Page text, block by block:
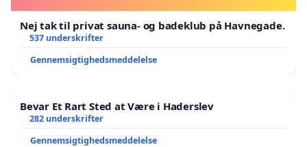
Nej tak til privat sauna- og badeklub på Havnegade.
537 underskrifter
Gennemsigtighedsmeddelelse
Bevar Et Rart Sted at Være i Haderslev
282 underskrifter
Gennemsigtighedsmeddelelse